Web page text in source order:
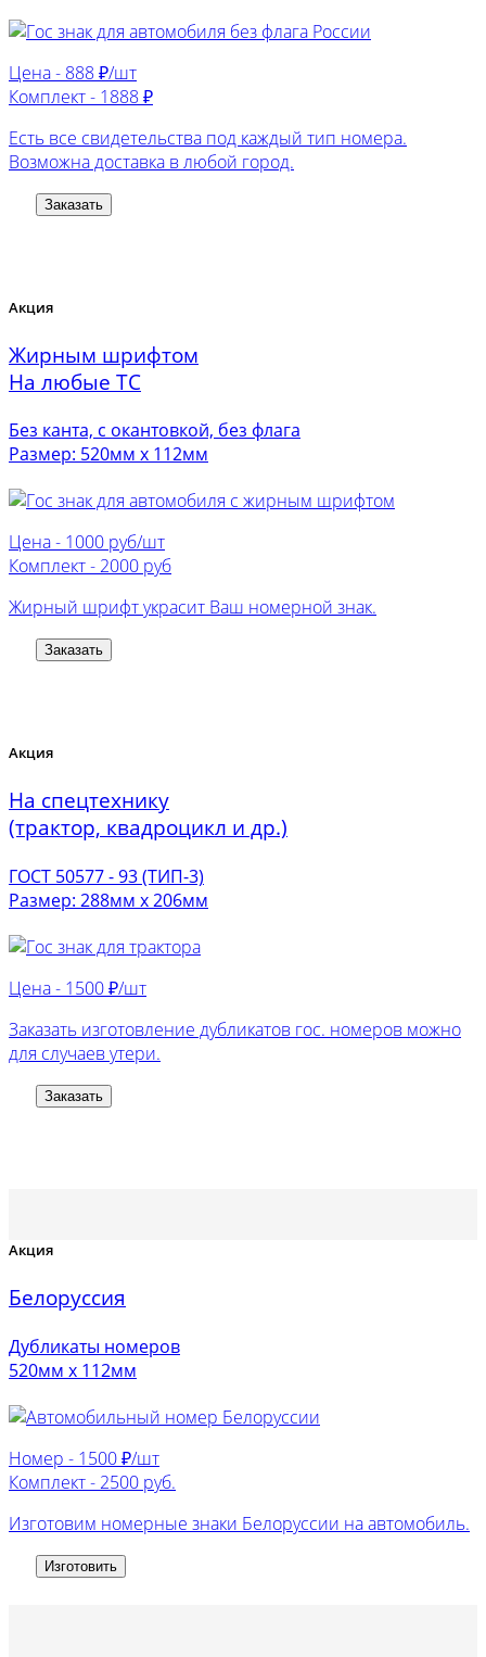
Цена - 888 ₽/шт
Комплект - 1888 ₽
Есть все свидетельства под каждый тип номера.
Возможна доставка в любой город.
Заказать
Акция
Жирным шрифтом
На любые ТС
Без канта, с окантовкой, без флага
Размер: 520мм х 112мм
Цена - 1000 руб/шт
Комплект - 2000 руб
Жирный шрифт украсит Ваш номерной знак.
Заказать
Акция
На спецтехнику
(трактор, квадроцикл и др.)
ГОСТ 50577 - 93 (ТИП-3)
Размер: 288мм х 206мм
Цена - 1500 ₽/шт
Заказать изготовление дубликатов гос. номеров можно
для случаев утери.
Заказать
Акция
Белоруссия
Дубликаты номеров
520мм х 112мм
Номер - 1500 ₽/шт
Комплект - 2500 руб.
Изготовим номерные знаки Белоруссии на автомобиль.
Изготовить